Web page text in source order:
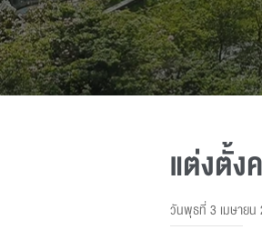
แต่งตั้ง
วันพุธที่ 3 เมษายน